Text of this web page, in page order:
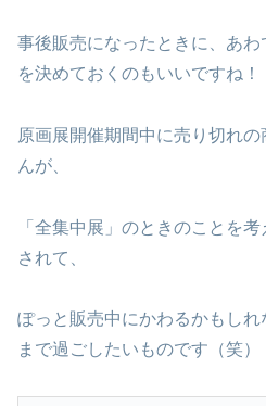
事後販売になったときに、あ
を決めておくのもいいですね！
原画展開催期間中に売り切れ
んが、
「全集中展」のときのことを
されて、
ぽっと販売中にかわるかもし
まで過ごしたいものです（笑）